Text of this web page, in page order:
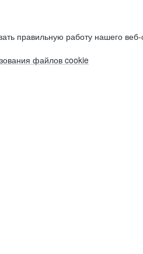
правильную работу нашего веб-
файлов cookie